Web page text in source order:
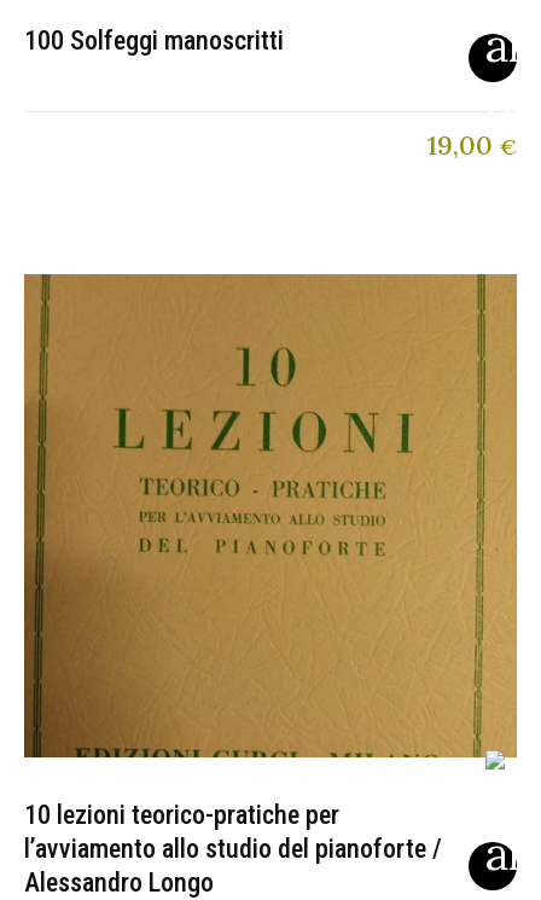
100 Solfeggi manoscritti
19,00 €
10 lezioni teorico-pratiche per
l’avviamento allo studio del pianoforte /
Alessandro Longo